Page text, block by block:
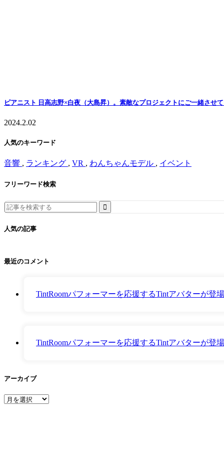
ピアニスト 日高志野×白夜（大島昇）。素敵なプロジェクトにご一緒させ
2024.2.02
人気のキーワード
音響 , ランキング , VR , わんちゃんモデル , イベント
フリーワード検索
Search
for:
人気の記事
最近のコメント
TintRoomパフォーマーを応援するTintアバターが登
TintRoomパフォーマーを応援するTintアバターが登
アーカイブ
ア